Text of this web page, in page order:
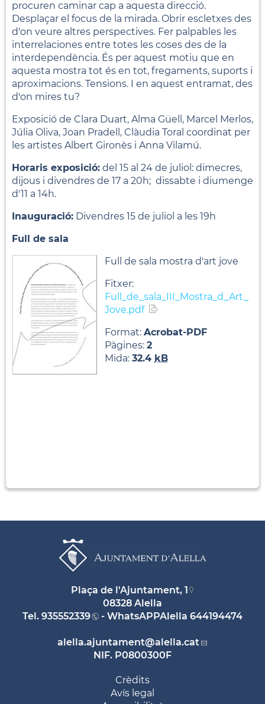
procuren caminar cap a aquesta direcció.
Desplaçar el focus de la mirada. Obrir escletxes des
d'on veure altres perspectives. Fer palpables les
interrelaciones entre totes les coses des de la
interdependència. És per aquest motiu que en
aquesta mostra tot és en tot, fregaments, suports i
aproximacions. Tensions. I en aquest entramat, des
d'on mires tu?
Exposició de Clara Duart, Alma Güell, Marcel Merlos,
Júlia Oliva, Joan Pradell, Clàudia Toral coordinat per
les artistes Albert Gironès i Anna Vilamú.
Horaris exposició: del 15 al 24 de juliol: dimecres,
dijous i divendres de 17 a 20h; dissabte i diumenge
d'11 a 14h.
Inauguració: Divendres 15 de juliol a les 19h
Full de sala
Full de sala mostra d'art jove
Fitxer:
Full_de_sala_III_Mostra_d_Art_
Jove.pdf
Format: Acrobat-PDF
Pàgines: 2
Mida: 32.4 kB
Plaça de l'Ajuntament, 1
08328 Alella
Tel. 935552339 - WhatsAPPAlella 644194474
alella.ajuntament@alella.cat
NIF. P0800300F
Crèdits
Avís legal